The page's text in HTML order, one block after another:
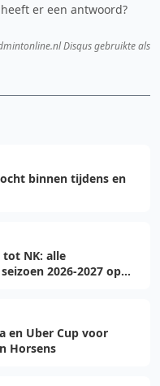
er een antwoord?
Disqus gebruikte als
binnen tijdens en
tot NK: alle
2026-2027 op
en Uber Cup voor
Horsens